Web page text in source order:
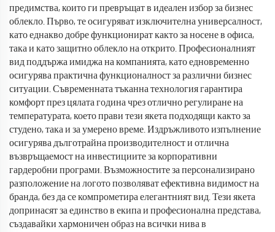
предимства, които ги превръщат в идеален избор за бизнес
облекло. Първо, те осигуряват изключителна универсалност,
като еднакво добре функционират както за носене в офиса,
така и като защитно облекло на открито. Професионалният
вид поддържа имиджа на компанията, като едновременно
осигурява практична функционалност за различни бизнес
ситуации. Съвременната тъканна технология гарантира
комфорт през цялата година чрез отлично регулиране на
температурата, което прави тези якета подходящи както за
студено, така и за умерено време. Издръжливото изпълнение
осигурява дълготрайна производителност и отлична
възвръщаемост на инвестициите за корпоративни
гардеробни програми. Възможностите за персонализирано
разположение на логото позволяват ефективна видимост на
бранда, без да се компрометира елегантният вид. Тези якета
допринасят за единство в екипа и професионална представа,
създавайки хармоничен образ на всички нива в